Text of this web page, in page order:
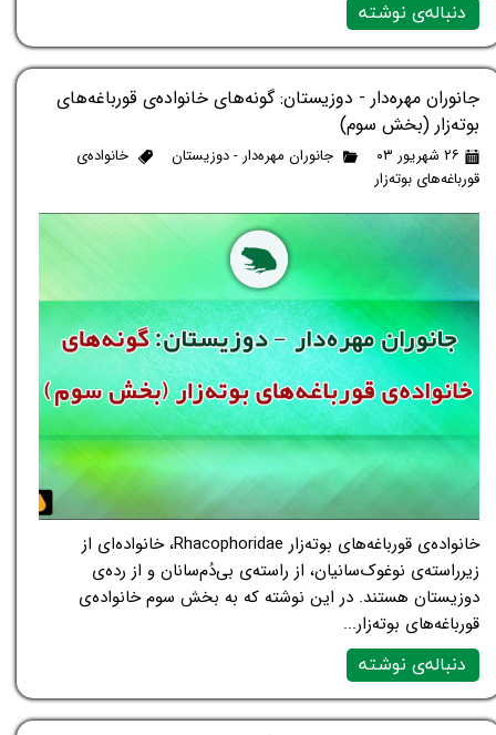
دنباله‌ی نوشته
جانوران مهره‌دار - دوزیستان: گونه‌های خانواده‌ی قورباغه‌های
بوته‌زار (بخش سوم)
۲۶ شهریور ۰۳ جانوران مهره‌دار - دوزیستان
خانواده‌ی
قورباغه‌های بوته‌زار
خانواده‌ی قورباغه‌های بوته‌زار Rhacophoridae، خانواده‌ای از
زیرراسته‌ی نوغوک‌سانیان، از راسته‌ی بی‌دُم‌سانان و از رده‌ی
دوزیستان هستند. در این نوشته که به بخش سوم خانواده‌ی
قورباغه‌های بوته‌زار...
دنباله‌ی نوشته